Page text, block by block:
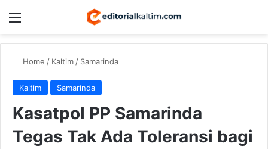
Menu
Home / Kaltim/ Samarinda
Kaltim Samarinda
Kasatpol PP Samarinda
Tegas Tak Ada Toleransi bagi